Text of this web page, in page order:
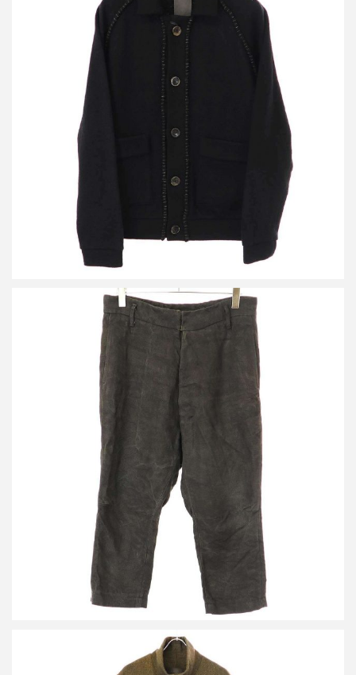
ビークファースタッペン 23AW KN01. Hand Embroidery Jacket ウ
ールニットジャケット
買取金額48,000円
詳しく見る
ビークファースタッペン 19SS Bou Trousers ハンドダイヘンプト
ラウザーズパンツ
詳しく見る